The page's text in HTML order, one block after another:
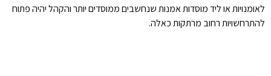
לאומנויות או ליד מוסדות אמנות שנחשבים ממוסדים יותר והקהל יהיה פתוח
להתרחשויות רחוב מרתקות כאלה.